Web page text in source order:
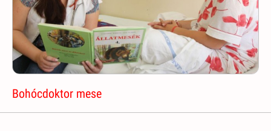
Bohócdoktor mese